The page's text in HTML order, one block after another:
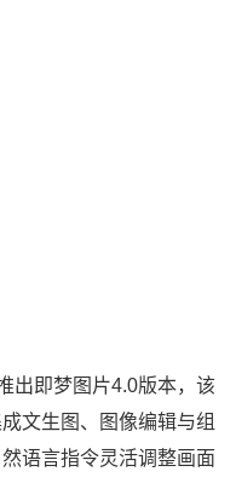
出即梦图片4.0版本，该
文生图、图像编辑与组
语言指令灵活调整画面